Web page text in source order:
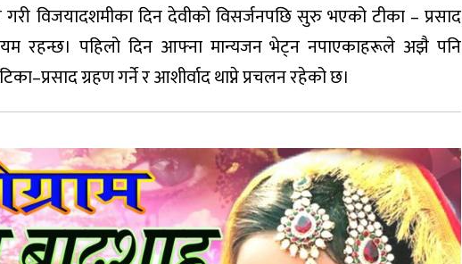
गरी विजयादशमीका दिन देवीको विसर्जनपछि सुरु भएको टीका – प्रसाद
रहन्छ। पहिलो दिन आफ्ना मान्यजन भेट्न नपाएकाहरूले अझै पनि
ग्रहण गर्ने र आशीर्वाद थाप्ने प्रचलन रहेको छ।